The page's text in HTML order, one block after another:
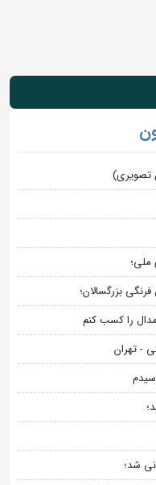
تصویری)
بزرگسالان؛
را کسب کنم
- تهران
شد؛